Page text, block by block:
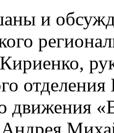
и
движения
Андрея